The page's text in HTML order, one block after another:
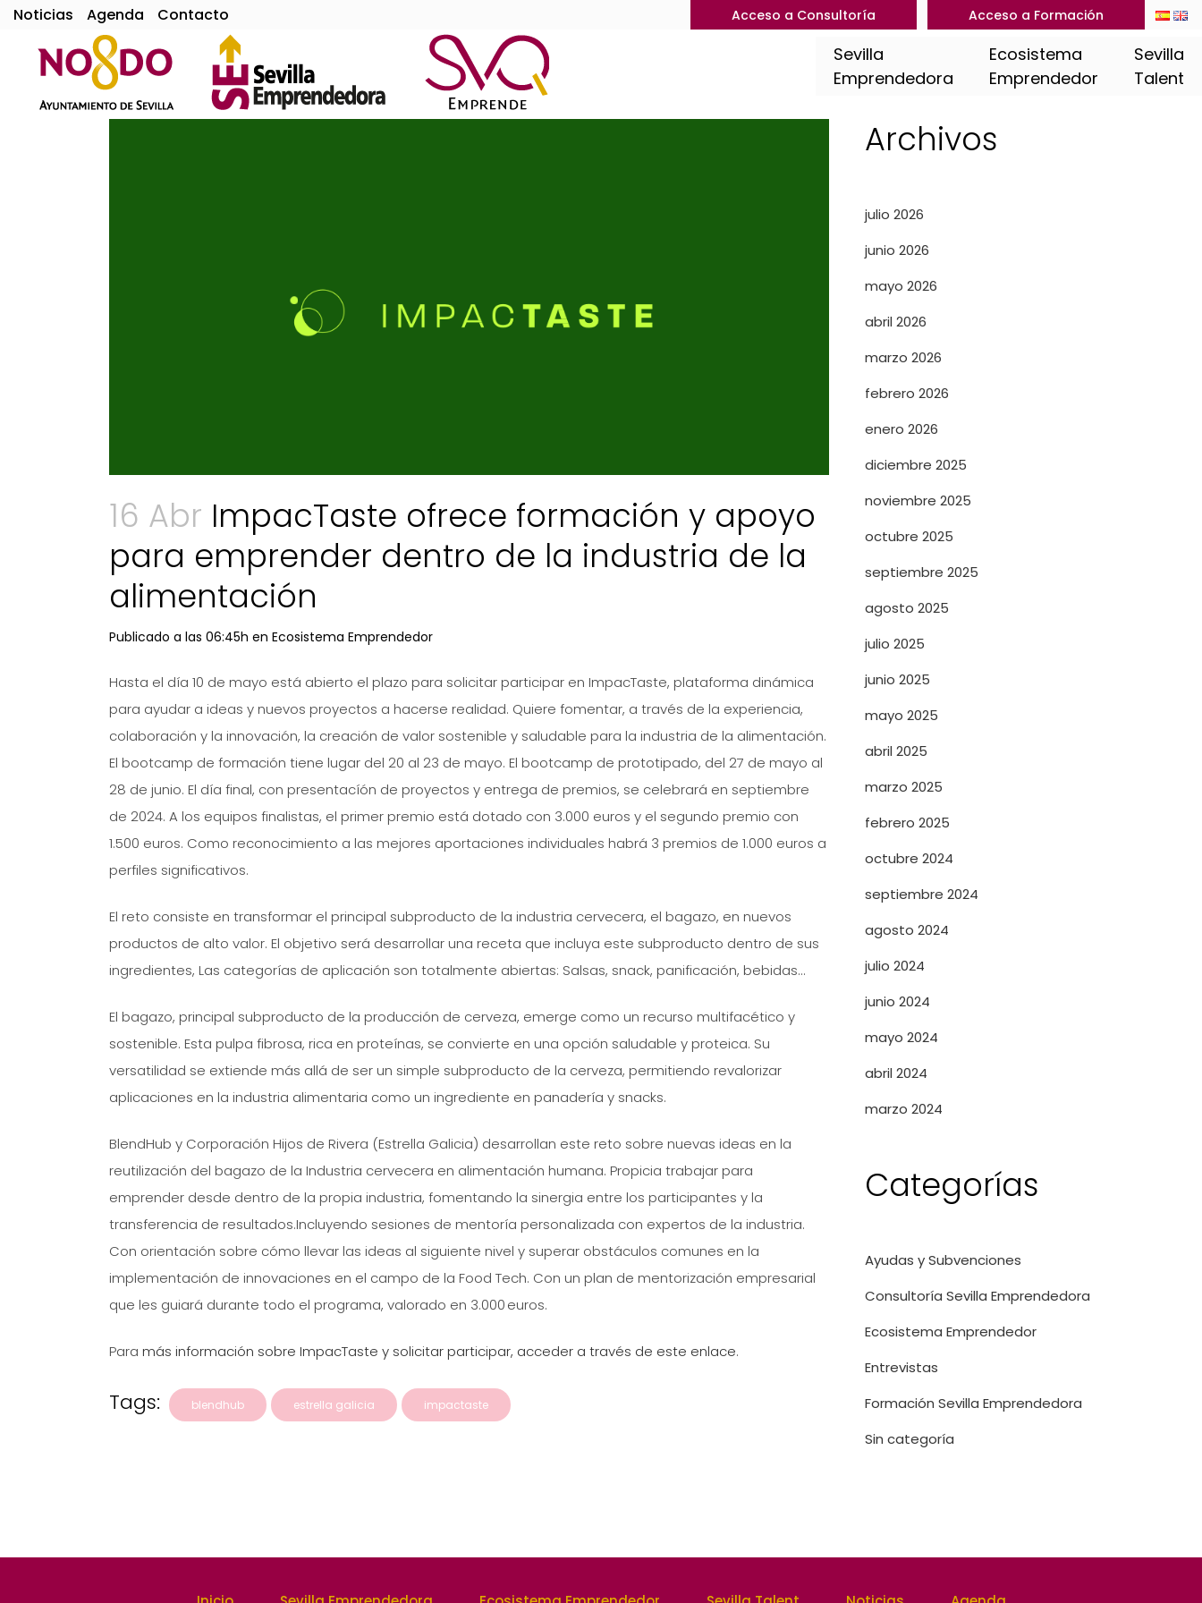
Noticias Agenda Contacto Acceso a Consultoría Acceso a Formación
Sevilla
Emprendedora
Ecosistema
Emprendedor
Sevilla
Talent
16 Abr ImpacTaste ofrece formación y apoyo
para emprender dentro de la industria de la
alimentación
Publicado a las 06:45h en Ecosistema Emprendedor
Hasta el día 10 de mayo está abierto el plazo para solicitar participar en ImpacTaste, plataforma dinámica
para ayudar a ideas y nuevos proyectos a hacerse realidad. Quiere fomentar, a través de la experiencia,
colaboración y la innovación, la creación de valor sostenible y saludable para la industria de la alimentación.
El bootcamp de formación tiene lugar del 20 al 23 de mayo. El bootcamp de prototipado, del 27 de mayo al
28 de junio. El día final, con presentacíón de proyectos y entrega de premios, se celebrará en septiembre
de 2024. A los equipos finalistas, el primer premio está dotado con 3.000 euros y el segundo premio con
1.500 euros. Como reconocimiento a las mejores aportaciones individuales habrá 3 premios de 1.000 euros a
perfiles significativos.
El reto consiste en transformar el principal subproducto de la industria cervecera, el bagazo, en nuevos
productos de alto valor. El objetivo será desarrollar una receta que incluya este subproducto dentro de sus
ingredientes, Las categorías de aplicación son totalmente abiertas: Salsas, snack, panificación, bebidas…
El bagazo, principal subproducto de la producción de cerveza, emerge como un recurso multifacético y
sostenible. Esta pulpa fibrosa, rica en proteínas, se convierte en una opción saludable y proteica. Su
versatilidad se extiende más allá de ser un simple subproducto de la cerveza, permitiendo revalorizar
aplicaciones en la industria alimentaria como un ingrediente en panadería y snacks.
BlendHub y Corporación Hijos de Rivera (Estrella Galicia) desarrollan este reto sobre nuevas ideas en la
reutilización del bagazo de la Industria cervecera en alimentación humana. Propicia trabajar para
emprender desde dentro de la propia industria, fomentando la sinergia entre los participantes y la
transferencia de resultados.Incluyendo sesiones de mentoría personalizada con expertos de la industria.
Con orientación sobre cómo llevar las ideas al siguiente nivel y superar obstáculos comunes en la
implementación de innovaciones en el campo de la Food Tech. Con un plan de mentorización empresarial
que les guiará durante todo el programa, valorado en 3.000 euros.
Para más información sobre ImpacTaste y solicitar participar, acceder a través de este enlace.
Tags: blendhub estrella galicia impactaste
Archivos
julio 2026
junio 2026
mayo 2026
abril 2026
marzo 2026
febrero 2026
enero 2026
diciembre 2025
noviembre 2025
octubre 2025
septiembre 2025
agosto 2025
julio 2025
junio 2025
mayo 2025
abril 2025
marzo 2025
febrero 2025
octubre 2024
septiembre 2024
agosto 2024
julio 2024
junio 2024
mayo 2024
abril 2024
marzo 2024
Categorías
Ayudas y Subvenciones
Consultoría Sevilla Emprendedora
Ecosistema Emprendedor
Entrevistas
Formación Sevilla Emprendedora
Sin categoría